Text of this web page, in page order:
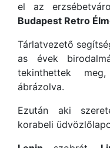
el az
Budapest Retro
Tárlatvezető
as évek
tekinthettek
ábrázolva.
Ezután aki
korabeli